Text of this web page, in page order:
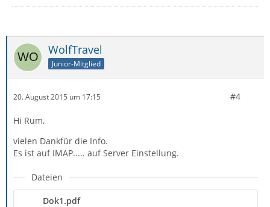
WolfTravel
Junior-Mitglied
20. August 2015 um 17:15 #4
Hi Rum,
vielen Dankfür die Info.
Es ist auf IMAP..... auf Server Einstellung.
Dateien
Dok1.pdf